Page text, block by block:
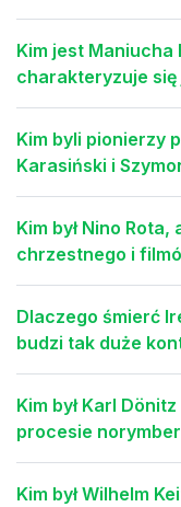
Kim jest Maniucha
charakteryzuje się
Kim byli pionierzy
Karasiński i
Kim był Nino
chrzestnego i
Dlaczego śmierć
budzi tak duże
Kim był Karl
procesie
Kim był Wilhelm